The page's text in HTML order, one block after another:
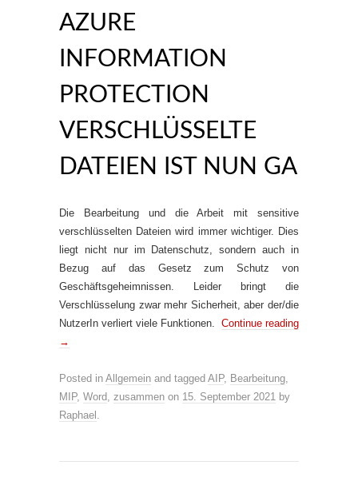
AZURE
INFORMATION
PROTECTION
VERSCHLÜSSELTE
DATEIEN IST NUN GA
Die Bearbeitung und die Arbeit mit sensitive
verschlüsselten Dateien wird immer wichtiger. Dies
liegt nicht nur im Datenschutz, sondern auch in
Bezug auf das Gesetz zum Schutz von
Geschäftsgeheimnissen. Leider bringt die
Verschlüsselung zwar mehr Sicherheit, aber der/die
NutzerIn verliert viele Funktionen. Continue reading
→
Posted in Allgemein and tagged AIP, Bearbeitung,
MIP, Word, zusammen on 15. September 2021 by
Raphael .